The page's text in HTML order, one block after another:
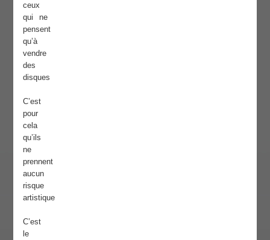
ceux
qui ne
pensent
qu’à
vendre
des
disques
C’est
pour
cela
qu’ils
ne
prennent
aucun
risque
artistique
C’est
le